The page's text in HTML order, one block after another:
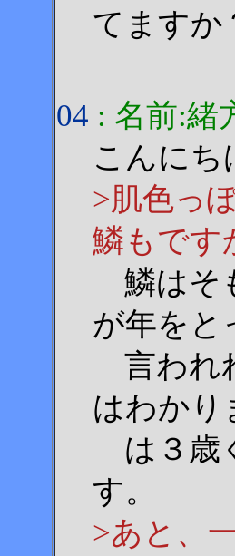
てますか
04 : 名前:緒
こんにち
>肌色っ
鱗もです
鱗はそ
が年をと
言われ
はわかり
は３歳
す。
>あと、